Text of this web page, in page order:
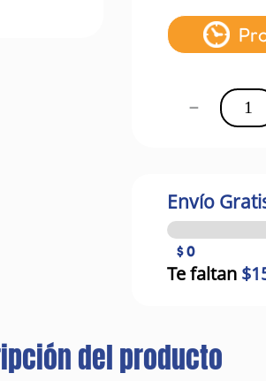
－
Envío
$ 0
Te faltan
del producto